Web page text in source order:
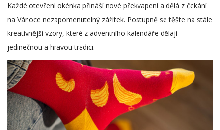
Každé otevření okénka přináší nové překvapení a dělá z čekání
na Vánoce nezapomenutelný zážitek. Postupně se těšte na stále
kreativnější vzory, které z adventního kalendáře dělají
jedinečnou a hravou tradici.